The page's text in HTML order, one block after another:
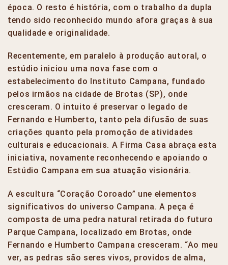
época. O resto é história, com o trabalho da dupla
tendo sido reconhecido mundo afora graças à sua
qualidade e originalidade.
Recentemente, em paralelo à produção autoral, o
estúdio iniciou uma nova fase com o
estabelecimento do Instituto Campana, fundado
pelos irmãos na cidade de Brotas (SP), onde
cresceram. O intuito é preservar o legado de
Fernando e Humberto, tanto pela difusão de suas
criações quanto pela promoção de atividades
culturais e educacionais. A Firma Casa abraça esta
iniciativa, novamente reconhecendo e apoiando o
Estúdio Campana em sua atuação visionária.
A escultura “Coração Coroado” une elementos
significativos do universo Campana. A peça é
composta de uma pedra natural retirada do futuro
Parque Campana, localizado em Brotas, onde
Fernando e Humberto Campana cresceram. “Ao meu
ver, as pedras são seres vivos, providos de alma,